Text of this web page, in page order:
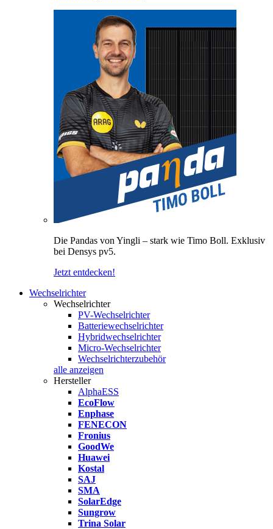
Die Pandas von Yingli – stark wie Timo Boll. Exklusiv
bei Densys pv5.
Jetzt entdecken!
Wechselrichter
Wechselrichter
PV-Wechselrichter
Batteriewechselrichter
Hybridwechselrichter
Micro-Wechselrichter
Wechselrichterzubehör
alle anzeigen
Hersteller
AlphaESS
EcoFlow
Enphase
FENECON
Fronius
GoodWe
Huawei
Kostal
SAJ
SMA
SolarEdge
Sungrow
Trina Solar